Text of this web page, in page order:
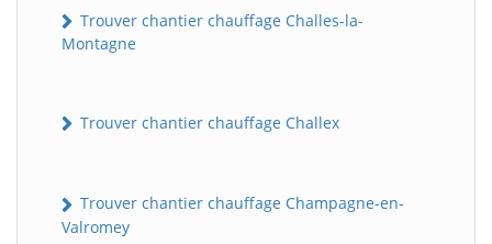
Trouver chantier chauffage Challes-la-
Montagne
Trouver chantier chauffage Challex
Trouver chantier chauffage Champagne-en-
Valromey